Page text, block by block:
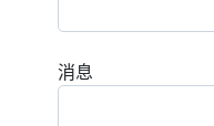
消息